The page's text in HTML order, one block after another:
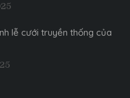
lễ cưới truyền thống của